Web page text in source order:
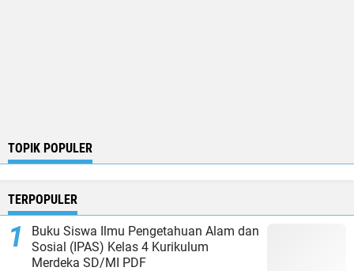
TOPIK POPULER
TERPOPULER
Buku Siswa Ilmu Pengetahuan Alam dan
Sosial (IPAS) Kelas 4 Kurikulum
Merdeka SD/MI PDF